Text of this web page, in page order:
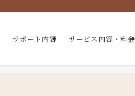
サポート内容 サービス内容・料金